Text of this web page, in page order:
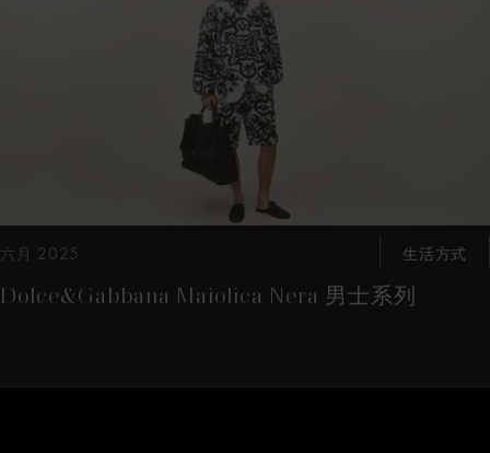
六月 2025 生活方式
Dolce&Gabbana Maiolica Nera 男士系列